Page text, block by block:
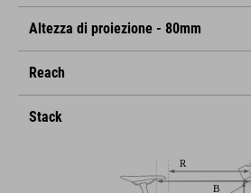
Altezza di proiezione - 80mm
Reach
Stack